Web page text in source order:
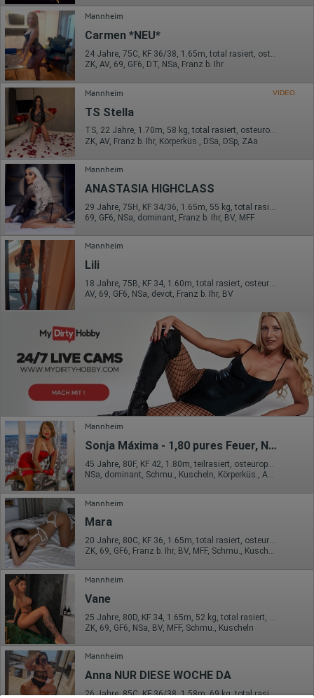
Mannheim
Carmen *NEU*
24 Jahre, 75C, KF 36/38, 1.65m, total rasiert, osteuropäisch
ZK, AV, 69, GF6, DT, NSa, Franz b. Ihr
Mannheim VIDEO
TS Stella
TS, 22 Jahre, 1.70m, 58 kg, total rasiert, osteuropäisch
ZK, AV, Franz b. Ihr, Körperküs., DSa, DSp, ZAa
Mannheim
ANASTASIA HIGHCLASS
69, GF6, NSa, dominant, Franz b. Ihr, BV, MFF
Mannheim
Lili
18 Jahre, 75B, KF 34, 1.60m, total rasiert, osteuropäisch
AV, 69, GF6, NSa, devot, Franz b. Ihr, BV
Mannheim
Sonja Máxima - 1,80 pures Feuer, NS-, FS-, Str*p-on
45 Jahre, 80F, KF 42, 1.80m, teilrasiert, osteuropäisch
NSa, dominant, Schmu., Kuscheln, Körperküs., AV b. Ihm, DSa, ZAp
Mannheim
Mara
20 Jahre, 80C, KF 36, 1.65m, total rasiert, osteuropäisch
ZK, 69, GF6, Franz b. Ihr, BV, MFF, Schmu., Kuscheln
Mannheim
Vane
ZK, 69, GF6, NSa, BV, MFF, Schmu., Kuscheln
Mannheim
Anna NUR DIESE WOCHE DA
26 Jahre, 85C, KF 36/38, 1.58m, 69 kg, total rasiert, osteuropäisch